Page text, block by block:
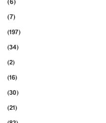
(6)
(7)
(197)
(34)
(2)
(16)
(30)
(21)